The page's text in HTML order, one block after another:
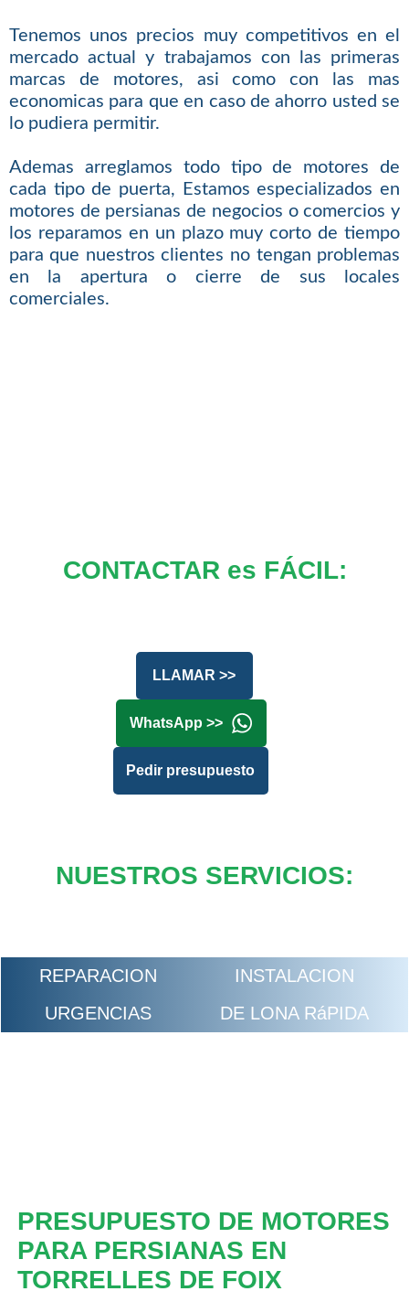
Tenemos unos precios muy competitivos en el
mercado actual y trabajamos con las primeras
marcas de motores, asi como con las mas
economicas para que en caso de ahorro usted se
lo pudiera permitir.
Ademas arreglamos todo tipo de motores de
cada tipo de puerta, Estamos especializados en
motores de persianas de negocios o comercios y
los reparamos en un plazo muy corto de tiempo
para que nuestros clientes no tengan problemas
en la apertura o cierre de sus locales
comerciales.
CONTACTAR es FÁCIL:
LLAMAR >>
WhatsApp >>
Pedir presupuesto
NUESTROS SERVICIOS:
REPARACION
INSTALACION
URGENCIAS
DE LONA RáPIDA
PRESUPUESTO DE MOTORES
PARA PERSIANAS EN
TORRELLES DE FOIX